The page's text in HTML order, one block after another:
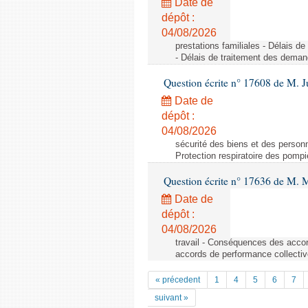
Date de
dépôt :
04/08/2026
prestations familiales - Délais
- Délais de traitement des
Question écrite n° 17608 de M.
Date de
dépôt :
04/08/2026
sécurité des biens et des
Protection respiratoire des
Question écrite n° 17636 de M.
Date de
dépôt :
04/08/2026
travail - Conséquences des
accords de performance
« précedent 1 4 5 6
7
suivant »